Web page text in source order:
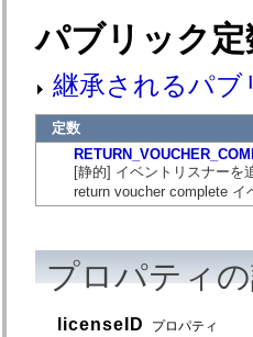
パブリック定
継承されるパブ
定数
[静的] イベントリスナーを
return voucher complete イ
プロパティ
licenseID プロパティ